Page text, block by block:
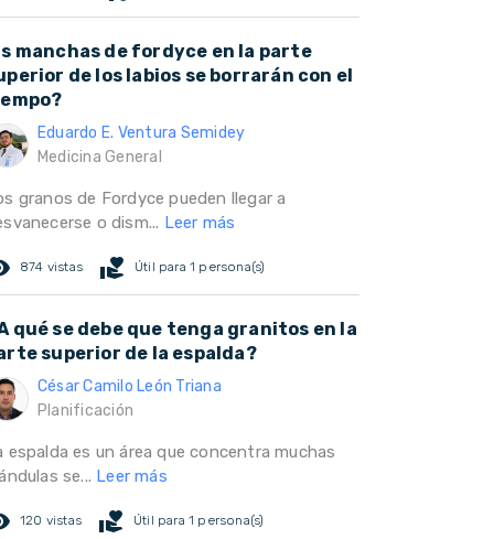
manchas de fordyce en la parte
de los labios se borrarán con el
Eduardo E. Ventura Semidey
Medicina General
granos de Fordyce pueden llegar a
o dism... Leer más
874 vistas volunteer_activism Útil para 1 persona(s)
qué se debe que tenga granitos en la
superior de la espalda?
César Camilo León Triana
Planificación
espalda es un área que concentra muchas
se... Leer más
120 vistas volunteer_activism Útil para 1 persona(s)